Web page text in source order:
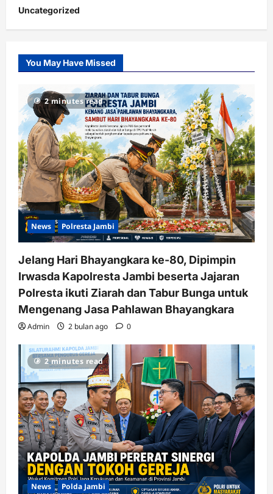
Uncategorized
You May Have Missed
2 minutes read
News Polresta Jambi
Jelang Hari Bhayangkara ke-80, Dipimpin
Irwasda Kapolresta Jambi beserta Jajaran
Polresta ikuti Ziarah dan Tabur Bunga untuk
Mengenang Jasa Pahlawan Bhayangkara
Admin 2 bulan ago 0
2 minutes read
News Polda Jambi